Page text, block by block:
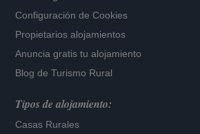
Configuración de Cookies
Propietarios alojamientos
Anuncia gratis tu alojamiento
Blog de Turismo Rural
Tipos de alojamiento:
Casas Rurales